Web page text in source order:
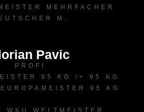
MEHRFACHER
M.
Pavic
PROFI
95 KG /+ 95 KG
95 KG
WKU WELTMEISTER